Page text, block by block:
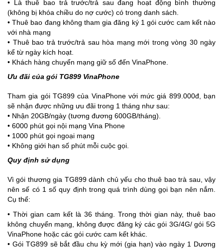
• Là thuê bao trả trước/trả sau đang hoạt động bình thường
(không bị khóa chiều do nợ cước) có trong danh sách.
• Thuê bao đang không tham gia đăng ký 1 gói cước cam kết nào
với nhà mạng
• Thuê bao trả trước/trả sau hòa mạng mới trong vòng 30 ngày
kể từ ngày kích hoạt.
• Khách hàng chuyển mạng giữ số đến VinaPhone.
Ưu đãi của gói TG899 VinaPhone
Tham gia gói TG899 của VinaPhone với mức giá 899.000đ, bạn
sẽ nhận được những ưu đãi trong 1 tháng như sau:
• Nhận 20GB/ngày (tương đương 600GB/tháng).
• 6000 phút gọi nội mạng Vina Phone
• 1000 phút gọi ngoại mạng
• Không giới hạn số phút mỗi cuộc gọi.
Quy định sử dụng
Vì gói thương gia TG899 dành chủ yếu cho thuê bao trà sau, vậy
nên sế có 1 số quy định trong quá trình dùng gọi bạn nên nắm.
Cụ thể:
• Thời gian cam kết là 36 tháng. Trong thời gian này, thuê bao
không chuyển mạng, không được đăng ký các gói 3G/4G/ gói 5G
VinaPhone hoặc các gói cước cam kết khác.
• Gói TG899 sẽ bắt đầu chu kỳ mới (gia hạn) vào ngày 1 Dương